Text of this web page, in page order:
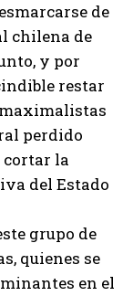
de
chilena de
y por
restar
perdido
cortar la
del Estado
grupo de
quienes se
en el